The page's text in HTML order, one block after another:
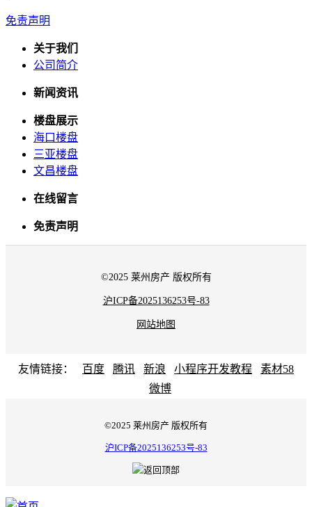
免责声明
关于我们
公司简介
新闻资讯
楼盘展示
海口楼盘
三亚楼盘
文昌楼盘
在线留言
免责声明
©2025 莱州房产 版权所有
沪ICP备2025136253号-83
网站地图
友情链接： 百度 腾讯 新浪 小程序开发教程
素材58
微博
©2025 莱州房产 版权所有
沪ICP备2025136253号-83